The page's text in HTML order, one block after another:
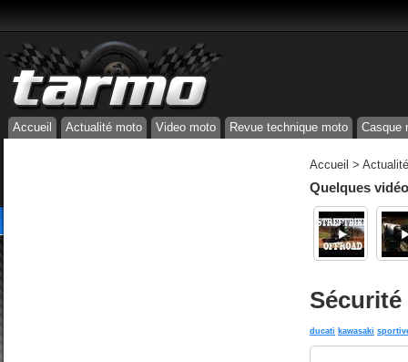
Accueil Actualité moto Video moto Revue technique moto Casque
Accueil >
Quelques
ducati kawasaki